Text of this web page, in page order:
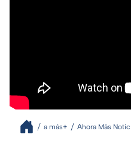
a más+ Ahora Más